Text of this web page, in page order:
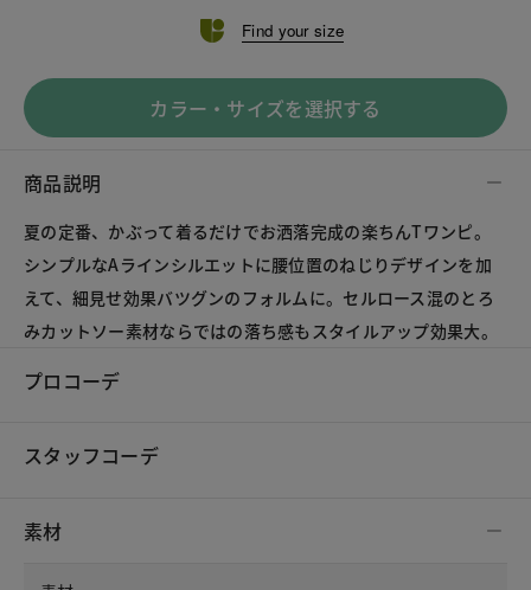
Find your size
カラー・サイズを選択する
商品説明
夏の定番、かぶって着るだけでお洒落完成の楽ちんTワンピ。
シンプルなAラインシルエットに腰位置のねじりデザインを加
えて、細見せ効果バツグンのフォルムに。セルロース混のとろ
みカットソー素材ならではの落ち感もスタイルアップ効果大。
プロコーデ
スタッフコーデ
素材